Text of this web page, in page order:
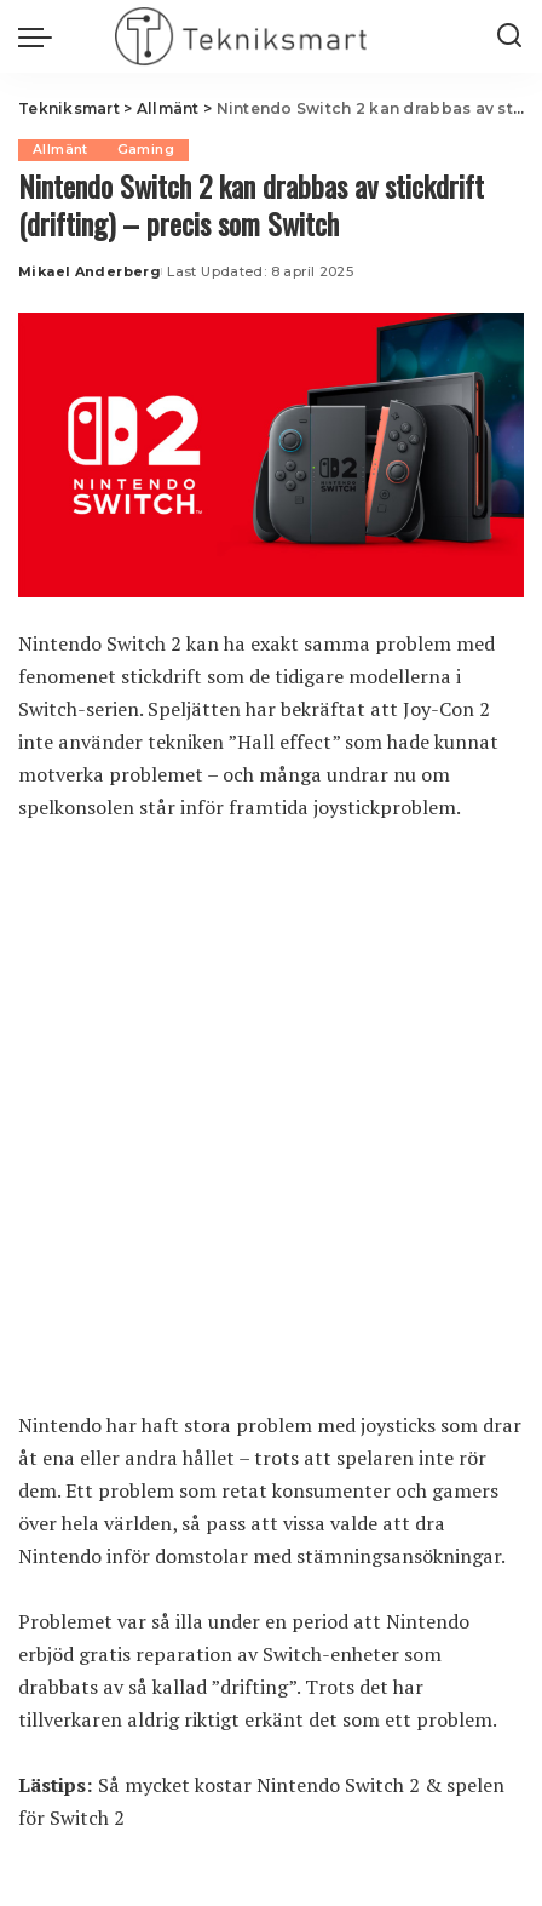
Tekniksmart> Allmänt > Nintendo Switch 2 kan drabbas av stickdrift (drifting) – precis som Switch
Allmänt Gaming
Nintendo Switch 2 kan drabbas av stickdrift
(drifting) – precis som Switch
Posted
Mikael Anderberg Last Updated: 8 april 2025
Nintendo Switch 2 kan ha exakt samma problem med
fenomenet stickdrift som de tidigare modellerna i
Switch-serien. Speljätten har bekräftat att Joy-Con 2
inte använder tekniken ”Hall effect” som hade kunnat
motverka problemet – och många undrar nu om
spelkonsolen står inför framtida joystickproblem.
Nintendo har haft stora problem med joysticks som drar
åt ena eller andra hållet – trots att spelaren inte rör
dem. Ett problem som retat konsumenter och gamers
över hela världen, så pass att vissa valde att dra
Nintendo inför domstolar med stämningsansökningar.
Problemet var så illa under en period att Nintendo
erbjöd gratis reparation av Switch-enheter som
drabbats av så kallad ”drifting”. Trots det har
tillverkaren aldrig riktigt erkänt det som ett problem.
Lästips: Så mycket kostar Nintendo Switch 2 & spelen
för Switch 2